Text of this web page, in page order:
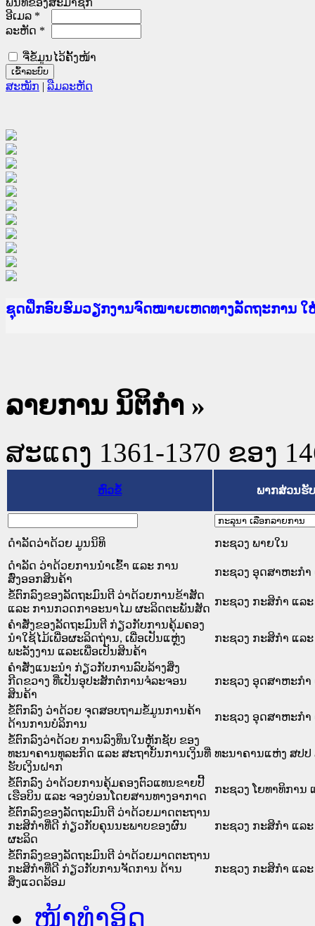
ພື້ນທີ່ຂອງສະມາຊິກ
ອີເມລ *
ລະຫັດ *
ຈື່ຂໍ້ມູນໄວ້ຄັ້ງໜ້າ
ສະໝັກ | ລືມລະຫັດ
Ministry of Justice Lao PDR
ເຜີຍແຜ່ວັບໄຊຈົດໝາຍເຫດທາງລັດຖະການ ແລະ ແອັ
ກະຊວງຍຸຕິທຳ
ຊຸດຝຶກອົບຮົມວຽກງານຈົດໝາຍເຫດທາງລັດຖະການ
ກອງປະຊຸມທົບທວນຄືນການຈັດຕັ້ງປະຕິບັດວຽກງານຈົ
ຝຶກອົບຮົມ ຜູ່ປະສານງານວຽກງານຈົດໝາຍເຫດທາງລັ
ຝຶກອົບຮົມ ຜູ່ປະສານງານວຽກງານຈົດໝາຍເຫດທາງລັ
ເຜີຍແຜ່ແອັບກົດໝາຍລາວ ແລະ ເວັບໄຊຈົດໝາຍເຫດ
ເຜີຍແຜ່ແອັບກົດໝາຍລາວ ແລະ ເວັບໄຊຈົດໝາຍເຫດ
ຍົກລະດັບວຽກງານຈົດໝາຍເຫດທາງລັດຖະການໃຫ້ຜູ້
ຊຸດຝຶກອົບຮົມວຽກງານຈົດໝາຍເຫດທາງລັດຖະການ ໃ
ລາຍການ ນິຕິກໍາ »
ສະແດງ 1361-1370 ຂອງ
ຫົວຂໍ້ ພາກສ່ວນຮັ
ດຳລັດວ່າດ້ວຍ ມູນນິທິ
ກະຊວງ ພາຍໃນ
ດຳລັດ ວ່າດ້ວຍການນຳເຂົ້າ ແລະ ການ
ສົ່ງອອກສິນຄ້າ
ກະຊວງ ອຸດສາຫະກຳ
ຂໍ້ຕົກລົງຂອງລັດຖະມົນຕີ ວ່າດ້ວຍການຂ້າສັດ
ແລະ ການກວດກາອະນາໄມ ຜະລິດຕະພັນສັດ
ກະຊວງ ກະສິກຳ ແລ
ຄໍາສັ່ງຂອງລັດຖະມົນຕີ ກ່ຽວກັບການຄຸ້ມຄອງ
ນໍາໃຊ້ໄມ້ເພື່ອຜະລິດຖ່ານ, ເພື່ອເປັນແຫຼ່ງ
ພະລັງງານ ແລະເພື່ອເປັນສິນຄ້າ
ກະຊວງ ກະສິກຳ ແລ
ຄຳສັ່ງແນະນຳ ກ່ຽວກັບການລົບລ້າງສິ່ງ
ກີດຂວາງ ທີ່ເປັນອຸປະສັກຕໍ່ການຈໍລະຈອນ
ສິນຄ້າ
ກະຊວງ ອຸດສາຫະກຳ
ຂໍ້ຕົກລົງ ວ່າດ້ວຍ ຈຸດສອບຖາມຂໍ້ມູນການຄ້າ
ດ້ານການບໍລິການ
ກະຊວງ ອຸດສາຫະກຳ
ຂໍ້ຕົກລົງວ່າດ້ວຍ ການລົງທຶນໃນຫຼັກຊັບ ຂອງ
ທະນາຄານທຸລະກິດ ແລະ ສະຖາບັນການເງິນທີ່
ຮັບເງິນຝາກ
ທະນາຄານແຫ່ງ ສປປ
ຂໍ້ຕົກລົງ ວ່າດ້ວຍການຄຸ້ມຄອງຕົວແທນຂາຍປີ້
ເຮືອບິນ ແລະ ຈອງບ່ອນໂດຍສານທາງອາກາດ
ກະຊວງ ໂຍທາທິການ
ຂໍ້ຕົກລົງຂອງລັດຖະມົນຕີ ວ່າດ້ວຍມາດຕະຖານ
ກະສິກໍາທີ່ດີ ກ່ຽວກັບຄຸນນະພາບຂອງຜົນ
ຜະລິດ
ກະຊວງ ກະສິກຳ ແລ
ຂໍ້ຕົກລົງຂອງລັດຖະມົນຕີ ວ່າດ້ວຍມາດຕະຖານ
ກະສິກໍາທີ່ດີ ກ່ຽວກັບການຈັດການ ດ້ານ
ສິ່ງແວດລ້ອມ
ກະຊວງ ກະສິກຳ ແລ
ໜ້າທໍາອິດ